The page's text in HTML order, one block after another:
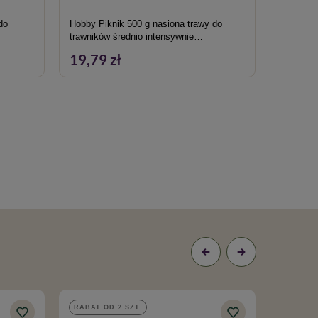
Hobby Piknik 500 g nasiona trawy do
trawników średnio intensywnie
19,79 zł
RABAT OD 2 SZT.